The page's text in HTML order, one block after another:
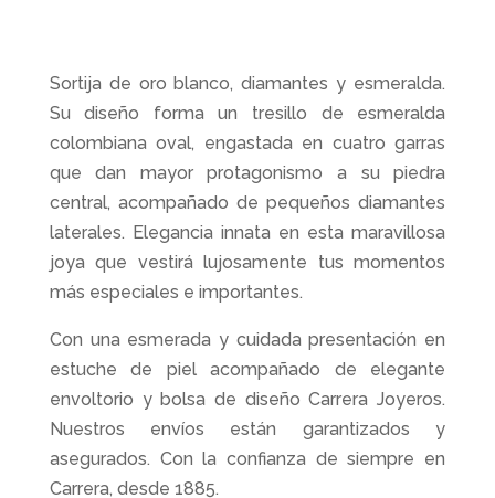
Sortija de oro blanco, diamantes y esmeralda.
Su diseño forma un tresillo de esmeralda
colombiana oval, engastada en cuatro garras
que dan mayor protagonismo a su piedra
central, acompañado de pequeños diamantes
laterales. Elegancia innata en esta maravillosa
joya que vestirá lujosamente tus momentos
más especiales e importantes.
Con una esmerada y cuidada presentación en
estuche de piel acompañado de elegante
envoltorio y bolsa de diseño Carrera Joyeros.
Nuestros envíos están garantizados y
asegurados. Con la confianza de siempre en
Carrera, desde 1885.